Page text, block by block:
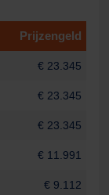
Prijzengeld
€ 23.345
€ 23.345
€ 23.345
€ 11.991
€ 9.112